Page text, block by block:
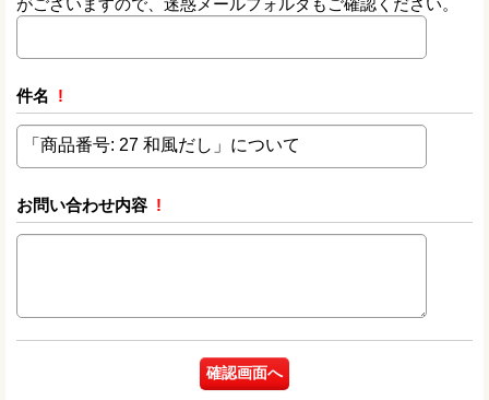
件名 !
お問い合わせ内容 !